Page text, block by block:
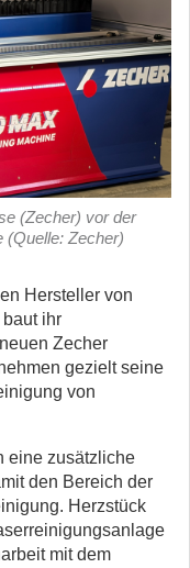
(Zecher) vor der
(Quelle: Zecher)
Hersteller von
ihr
Zecher
gezielt seine
von
eine zusätzliche
den Bereich der
Herzstück
mit dem